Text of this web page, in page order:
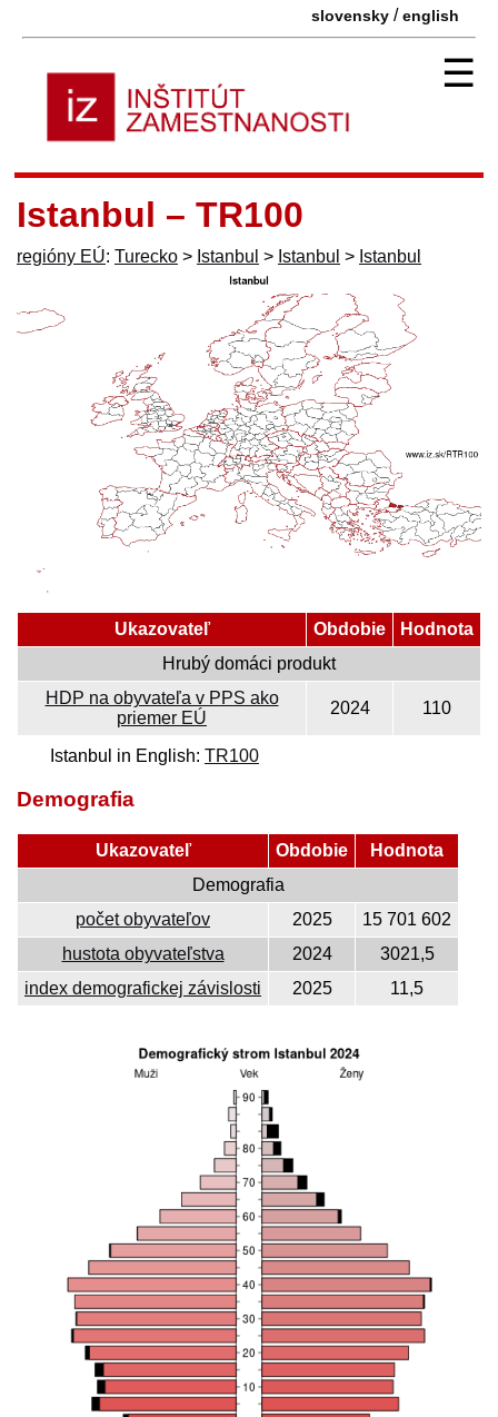
slovensky /english
☰
Istanbul – TR100
regióny EÚ: Turecko > Istanbul > Istanbul > Istanbul
Ukazovateľ Obdobie
Hodnota
Hrubý domáci produkt
HDP na obyvateľa v PPS ako
priemer EÚ
2024 110
Istanbul in English: TR100
Demografia
Ukazovateľ Obdobie
Hodnota
Demografia
počet obyvateľov
2025
15 701 602
hustota obyvateľstva
2024
3021,5
index demografickej závislosti
2025 11,5